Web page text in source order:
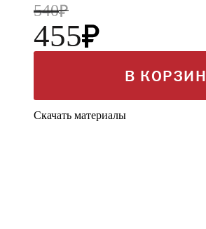
540
455
В
Скачать материалы